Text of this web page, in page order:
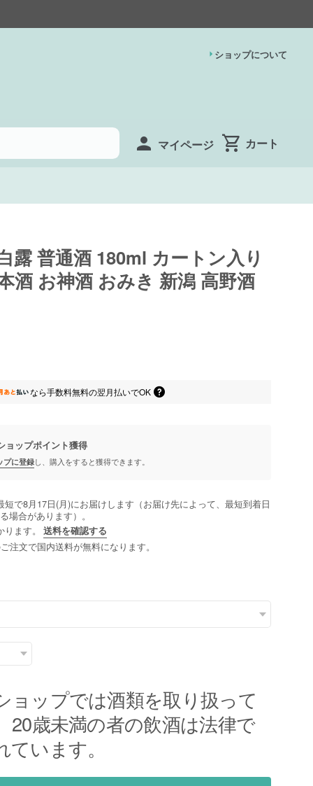
ショップについて
マイページ
露 普通酒 180ml カートン入り
酒 お神酒 おみき 新潟 高野酒
なら手数料無料の翌月払いでOK
ョップポイント獲得
プに登録し、購入をすると獲得できます。
短で8月17日(月)にお届けします（お届け先によって、最短到着日
場合があります）。
ます。
送料を確認する
注文で国内送料が無料になります。
ョップでは酒類を取り扱って
20歳未満の者の飲酒は法律で
います。